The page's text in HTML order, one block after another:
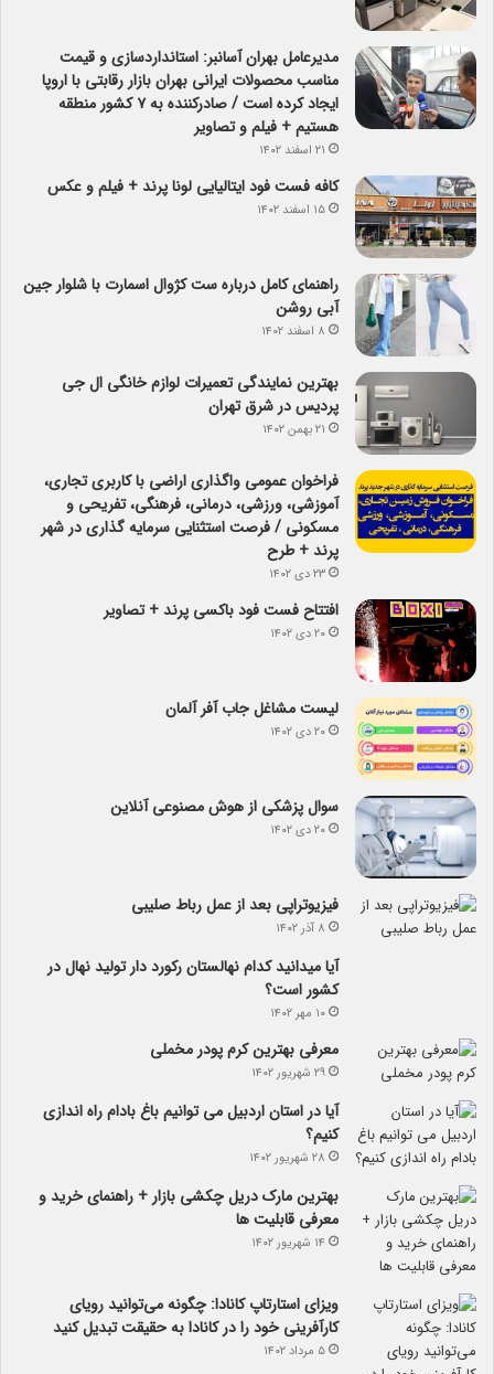
مدیرعامل بهران آسانبر: استانداردسازی و قیمت
مناسب محصولات ایرانی بهران بازار رقابتی با اروپا
ایجاد کرده است / صادرکننده به ۷ کشور منطقه
هستیم + فیلم و تصاویر
۲۱ اسفند ۱۴۰۲
کافه فست فود ایتالیایی لونا پرند + فیلم و عکس
۱۵ اسفند ۱۴۰۲
راهنمای کامل درباره ست کژوال اسمارت با شلوار جین
آبی روشن
۸ اسفند ۱۴۰۲
بهترین نمایندگی تعمیرات لوازم خانگی ال جی
پردیس در شرق تهران
۲۱ بهمن ۱۴۰۲
فراخوان عمومی واگذاری اراضی با کاربری تجاری،
آموزشی، ورزشی، درمانی، فرهنگی، تفریحی و
مسکونی / فرصت استثنایی سرمایه گذاری در شهر
پرند + طرح
۲۳ دی ۱۴۰۲
افتتاح فست فود باکسی پرند + تصاویر
۲۰ دی ۱۴۰۲
لیست مشاغل جاب آفر آلمان
۲۰ دی ۱۴۰۲
سوال پزشکی از هوش مصنوعی آنلاین
۲۰ دی ۱۴۰۲
فیزیوتراپی بعد از عمل رباط صلیبی
۸ آذر ۱۴۰۲
آیا می­دانید کدام نهالستان رکورد دار تولید نهال­ در
کشور است؟
۱۰ مهر ۱۴۰۲
معرفی بهترین کرم پودر مخملی
۲۹ شهریور ۱۴۰۲
آیا در استان اردبیل می توانیم باغ بادام راه اندازی
کنیم؟
۲۸ شهریور ۱۴۰۲
بهترین مارک دریل چکشی بازار + راهنمای خرید و
معرفی قابلیت ها
۱۴ شهریور ۱۴۰۲
ویزای استارتاپ کانادا: چگونه می‌توانید رویای
کارآفرینی خود را در کانادا به حقیقت تبدیل کنید
۵ مرداد ۱۴۰۲